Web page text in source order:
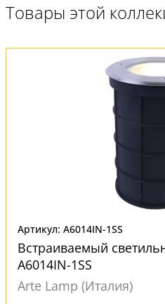
Товары этой
Артикул: A6014IN-1SS
Встраиваемый
A6014IN-1SS
Arte Lamp (Италия)